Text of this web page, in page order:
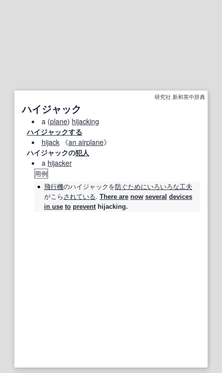
研究社 新和英中辞典
ハイジャック
a (plane) hijacking
ハイジャックする
hijack 《an airplane》
ハイジャックの犯人
a hijacker
用例
飛行機のハイジャックを防ぐためにいろいろな工夫
がこらされている. There are now several devices
in use to prevent hijacking.